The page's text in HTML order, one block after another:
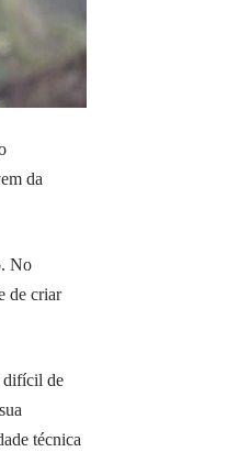
da
No
de criar
difícil de
técnica